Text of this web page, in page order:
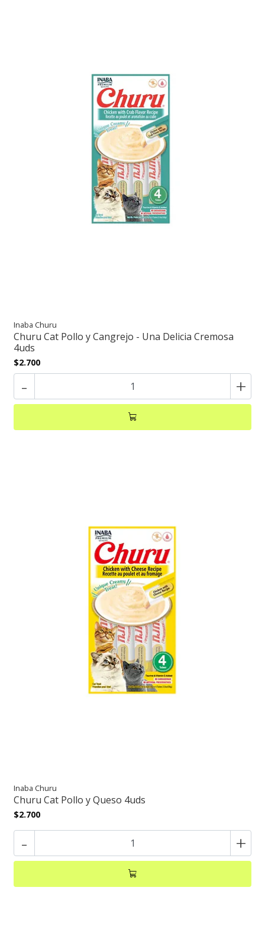
Inaba Churu
Churu Cat Pollo y Cangrejo - Una Delicia Cremosa
4uds
$2.700
- +
Inaba Churu
Churu Cat Pollo y Queso 4uds
$2.700
- +